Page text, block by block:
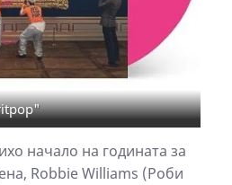
начало на годината за
Robbie Williams (Роби